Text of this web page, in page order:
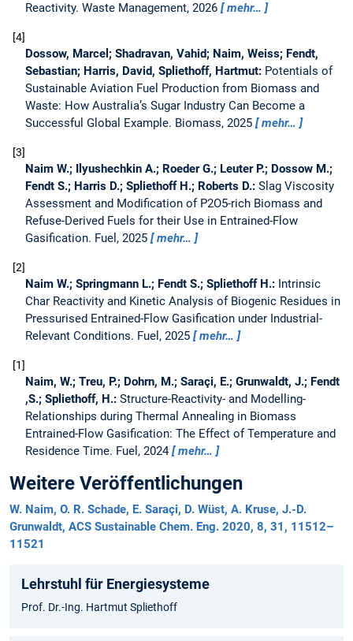
Reactivity. Waste Management, 2026 mehr…
4
Dossow, Marcel; Shadravan, Vahid; Naim, Weiss; Fendt,
Sebastian; Harris, David, Spliethoff, Hartmut: Potentials of
Sustainable Aviation Fuel Production from Biomass and
Waste: How Australia’s Sugar Industry Can Become a
Successful Global Example. Biomass, 2025 mehr…
3
Naim W.; Ilyushechkin A.; Roeder G.; Leuter P.; Dossow M.;
Fendt S.; Harris D.; Spliethoff H.; Roberts D.: Slag Viscosity
Assessment and Modification of P2O5-rich Biomass and
Refuse-Derived Fuels for their Use in Entrained-Flow
Gasification. Fuel, 2025 mehr…
2
Naim W.; Springmann L.; Fendt S.; Spliethoff H.: Intrinsic
Char Reactivity and Kinetic Analysis of Biogenic Residues in
Pressurised Entrained-Flow Gasification under Industrial-
Relevant Conditions. Fuel, 2025 mehr…
1
Naim, W.; Treu, P.; Dohrn, M.; Saraçi, E.; Grunwaldt, J.; Fendt
,S.; Spliethoff, H.: Structure-Reactivity- and Modelling-
Relationships during Thermal Annealing in Biomass
Entrained-Flow Gasification: The Effect of Temperature and
Residence Time. Fuel, 2024 mehr…
Weitere Veröffentlichungen
W. Naim, O. R. Schade, E. Saraçi, D. Wüst, A. Kruse, J.-D.
Grunwaldt, ACS Sustainable Chem. Eng. 2020, 8, 31, 11512–
11521
Lehrstuhl für Energiesysteme
Prof. Dr.-Ing. Hartmut Spliethoff